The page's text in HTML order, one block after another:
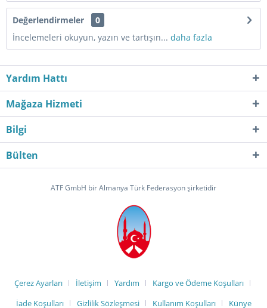
Değerlendirmeler
0
İncelemeleri okuyun, yazın ve tartışın... daha fazla
Yardım Hattı
Mağaza Hizmeti
Bilgi
Bülten
ATF GmbH bir Almanya Türk Federasyon şirketidir
Çerez Ayarları İletişim Yardım
Kargo ve Ödeme Koşulları
İade Koşulları
Gizlilik Sözleşmesi Kullanım Koşulları Künye